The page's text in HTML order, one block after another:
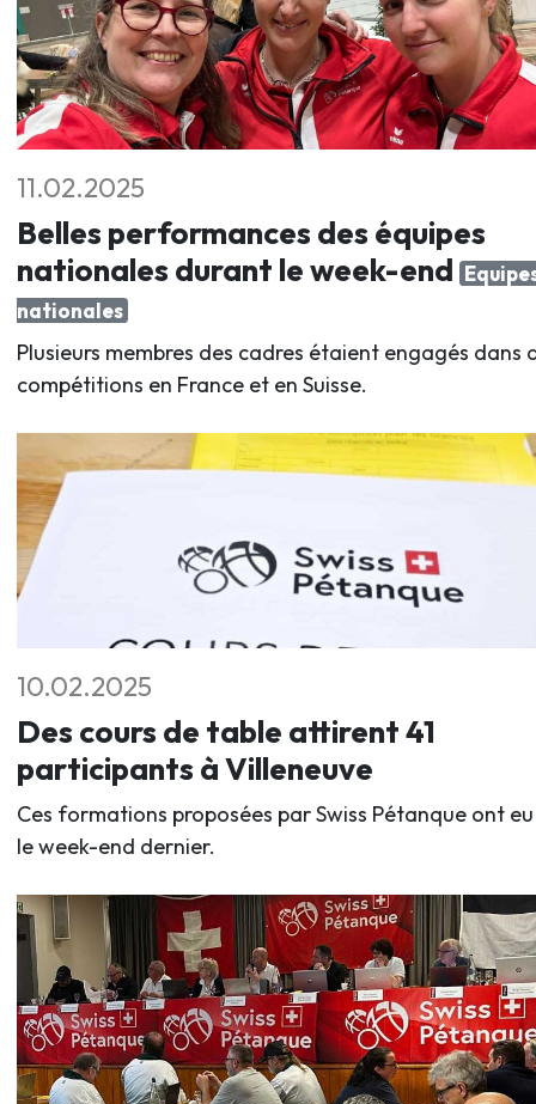
11.02.2025
Belles performances des équipes
nationales durant le week-end
nationales
Plusieurs membres des cadres étaient engagés dans
compétitions en France et en Suisse.
10.02.2025
Des cours de table attirent 41
participants à Villeneuve
Ces formations proposées par Swiss Pétanque ont
le week-end dernier.